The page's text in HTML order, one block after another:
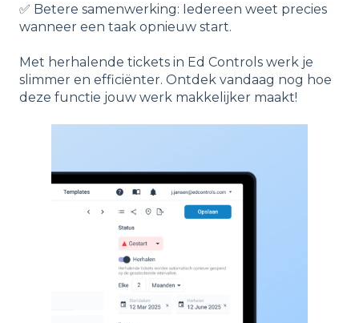
✅ Betere samenwerking: Iedereen weet precies
wanneer een taak opnieuw start.
Met herhalende tickets in Ed Controls werk je
slimmer en efficiënter. Ontdek vandaag nog hoe
deze functie jouw werk makkelijker maakt!